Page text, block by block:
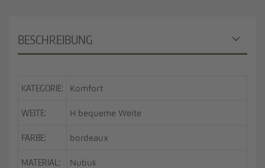
BESCHREIBUNG
KATEGORIE: Komfort
WEITE: H bequeme Weite
FARBE: bordeaux
MATERIAL: Nubuk